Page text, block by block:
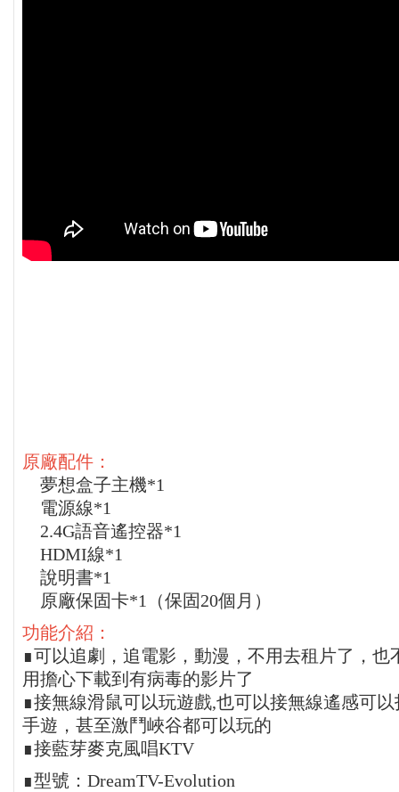
原廠配件：
夢想盒子主機*1
電源線*1
2.4G語音遙控器*1
HDMI線*1
說明書*1
原廠保固卡*1（保固20個月）
功能介紹：
∎可以追劇，追電影，動漫，不用去租片了，也
用擔心下載到有病毒的影片了
∎接無線滑鼠可以玩遊戲,也可以接無線遙感可以
手遊，甚至激鬥峽谷都可以玩的
∎接藍芽麥克風唱KTV
∎型號：DreamTV-Evolution